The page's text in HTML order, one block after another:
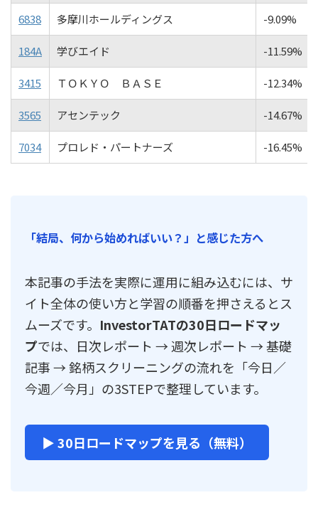
6838 多摩川ホールディングス -9.09%
184A 学びエイド -11.59%
3415 ＴＯＫＹＯ ＢＡＳＥ -12.34%
3565 アセンテック -14.67%
7034 プロレド・パートナーズ -16.45%
「結局、何から始めればいい？」と感じた方へ
本記事の手法を実際に運用に組み込むには、サ
イト全体の使い方と学習の順番を押さえるとス
ムーズです。 InvestorTATの30日ロードマッ
プでは、日次レポート → 週次レポート → 基礎
記事 → 銘柄スクリーニングの流れを「今日／
今週／今月」の3STEPで整理しています。
▶ 30日ロードマップを見る（無料）